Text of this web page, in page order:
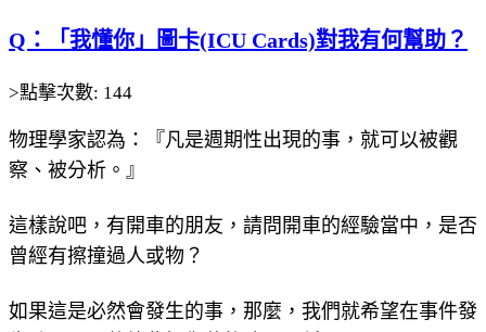
Q：「我懂你」圖卡(ICU Cards)對我有何幫助？
>點擊次數: 144
物理學家認為：『凡是週期性出現的事，就可以被觀
察、被分析。』
這樣說吧，有開車的朋友，請問開車的經驗當中，是否
曾經有擦撞過人或物？
如果這是必然會發生的事，那麼，我們就希望在事件發